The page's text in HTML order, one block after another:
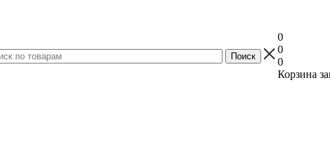
0
0
0
Корзина